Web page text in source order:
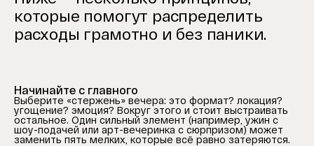
которые помогут распределить
расходы грамотно и без паники.
Начинайте с главного
Выберите «стержень» вечера: это формат? локация?
угощение? эмоция? Вокруг этого и стоит выстраивать
остальное. Один сильный элемент (например, ужин с
шоу-подачей или арт-вечеринка с сюрпризом) может
заменить пять мелких, которые всё равно затеряются.